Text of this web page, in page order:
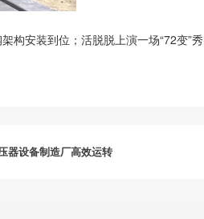
构安装到位；活脱脱上演一场“72变”
器设备制造厂高效运转